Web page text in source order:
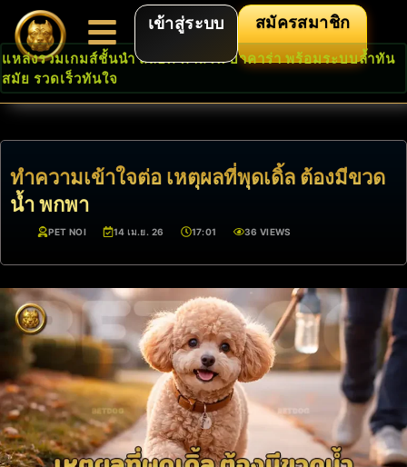
เข้าสู่ระบบ สมัครสมาชิก
แหล่งรวมเกมส์ชั้นนำ สล็อต คาสิโน บาคาร่า พร้อมระบบล้ำทัน
สมัย รวดเร็วทันใจ
ทำความเข้าใจต่อ เหตุผลที่พุดเดิ้ล ต้องมีขวด
น้ำ พกพา
PET NOI 14 เม.ย. 26 17:01 36 VIEWS